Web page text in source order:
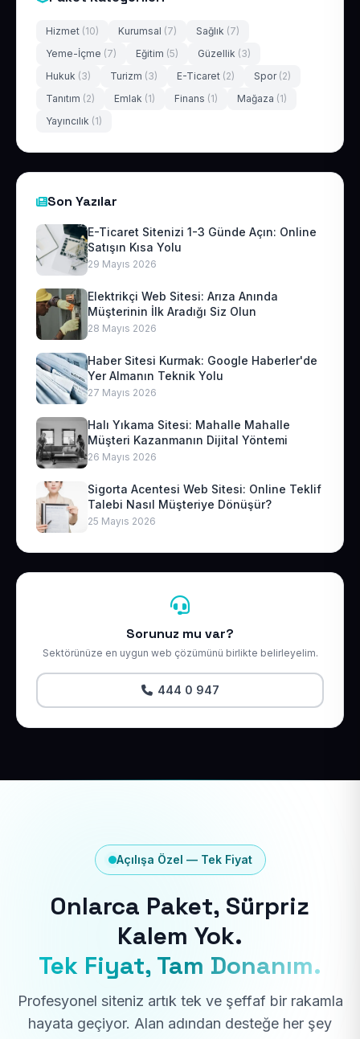
Hizmet (10) Kurumsal (7) Sağlık (7)
Yeme-İçme (7) Eğitim (5) Güzellik (3)
Hukuk (3) Turizm (3) E-Ticaret (2) Spor (2)
Tanıtım (2) Emlak (1) Finans (1) Mağaza (1)
Yayıncılık (1)
Son Yazılar
E-Ticaret Sitenizi 1-3 Günde Açın: Online
Satışın Kısa Yolu
29 Mayıs 2026
Elektrikçi Web Sitesi: Arıza Anında
Müşterinin İlk Aradığı Siz Olun
28 Mayıs 2026
Haber Sitesi Kurmak: Google Haberler'de
Yer Almanın Teknik Yolu
27 Mayıs 2026
Halı Yıkama Sitesi: Mahalle Mahalle
Müşteri Kazanmanın Dijital Yöntemi
26 Mayıs 2026
Sigorta Acentesi Web Sitesi: Online Teklif
Talebi Nasıl Müşteriye Dönüşür?
25 Mayıs 2026
Sorunuz mu var?
Sektörünüze en uygun web çözümünü birlikte belirleyelim.
444 0 947
Açılışa Özel — Tek Fiyat
Onlarca Paket, Sürpriz
Kalem Yok.
Tek Fiyat, Tam Donanım.
Profesyonel siteniz artık tek ve şeffaf bir rakamla
hayata geçiyor. Alan adından desteğe her şey